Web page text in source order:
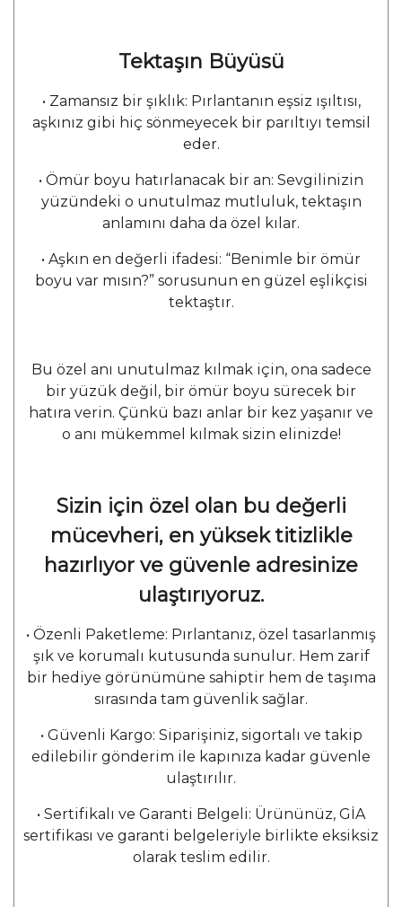
Tektaşın Büyüsü
• Zamansız bir şıklık: Pırlantanın eşsiz ışıltısı,
aşkınız gibi hiç sönmeyecek bir parıltıyı temsil
eder.
• Ömür boyu hatırlanacak bir an: Sevgilinizin
yüzündeki o unutulmaz mutluluk, tektaşın
anlamını daha da özel kılar.
• Aşkın en değerli ifadesi: “Benimle bir ömür
boyu var mısın?” sorusunun en güzel eşlikçisi
tektaştır.
Bu özel anı unutulmaz kılmak için, ona sadece
bir yüzük değil, bir ömür boyu sürecek bir
hatıra verin. Çünkü bazı anlar bir kez yaşanır ve
o anı mükemmel kılmak sizin elinizde!
Sizin için özel olan bu değerli
mücevheri, en yüksek titizlikle
hazırlıyor ve güvenle adresinize
ulaştırıyoruz.
• Özenli Paketleme: Pırlantanız, özel tasarlanmış
şık ve korumalı kutusunda sunulur. Hem zarif
bir hediye görünümüne sahiptir hem de taşıma
sırasında tam güvenlik sağlar.
• Güvenli Kargo: Siparişiniz, sigortalı ve takip
edilebilir gönderim ile kapınıza kadar güvenle
ulaştırılır.
• Sertifikalı ve Garanti Belgeli: Ürününüz, GİA
sertifikası ve garanti belgeleriyle birlikte eksiksiz
olarak teslim edilir.